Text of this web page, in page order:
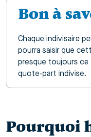
Bon à
Chaque indivisaire
pourra saisir que
presque toujours ce
quote-part indivise.
Pourquoi